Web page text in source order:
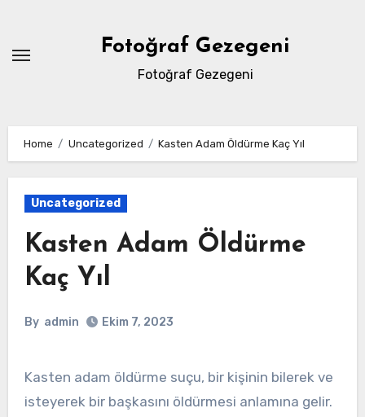
content
Fotoğraf Gezegeni
Fotoğraf Gezegeni
Home Uncategorized Kasten Adam Öldürme Kaç Yıl
Uncategorized
Kasten Adam Öldürme
Kaç Yıl
By admin Ekim 7, 2023
Kasten adam öldürme suçu, bir kişinin bilerek ve
isteyerek bir başkasını öldürmesi anlamına gelir.